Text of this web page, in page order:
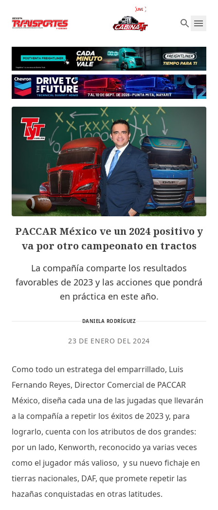
PACCAR México ve un 2024 positivo y
va por otro campeonato en tractos
La compañía comparte los resultados
favorables de 2023 y las acciones que pondrá
en práctica en este año.
DANIELA RODRÍGUEZ
23 DE ENERO DEL 2024
Como todo un estratega del emparrillado, Luis
Fernando Reyes, Director Comercial de PACCAR
México, diseña cada una de las jugadas que llevarán
a la compañía a repetir los éxitos de 2023 y, para
lograrlo, cuenta con los atributos de dos grandes:
por un lado, Kenworth, reconocido ya varias veces
como el jugador más valioso, y su nuevo fichaje en
tierras nacionales, DAF, que promete repetir las
hazañas conquistadas en otras latitudes.